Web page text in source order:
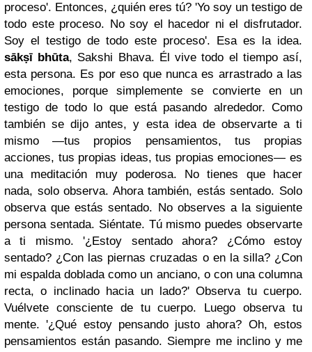
proceso'. Entonces, ¿quién eres tú? 'Yo soy un testigo de
todo este proceso. No soy el hacedor ni el disfrutador.
Soy el testigo de todo este proceso'. Esa es la idea.
sākṣī bhūta, Sakshi Bhava. Él vive todo el tiempo así,
esta persona. Es por eso que nunca es arrastrado a las
emociones, porque simplemente se convierte en un
testigo de todo lo que está pasando alrededor. Como
también se dijo antes, y esta idea de observarte a ti
mismo —tus propios pensamientos, tus propias
acciones, tus propias ideas, tus propias emociones— es
una meditación muy poderosa. No tienes que hacer
nada, solo observa. Ahora también, estás sentado. Solo
observa que estás sentado. No observes a la siguiente
persona sentada. Siéntate. Tú mismo puedes observarte
a ti mismo. '¿Estoy sentado ahora? ¿Cómo estoy
sentado? ¿Con las piernas cruzadas o en la silla? ¿Con
mi espalda doblada como un anciano, o con una columna
recta, o inclinado hacia un lado?' Observa tu cuerpo.
Vuélvete consciente de tu cuerpo. Luego observa tu
mente. '¿Qué estoy pensando justo ahora? Oh, estos
pensamientos están pasando. Siempre me inclino y me